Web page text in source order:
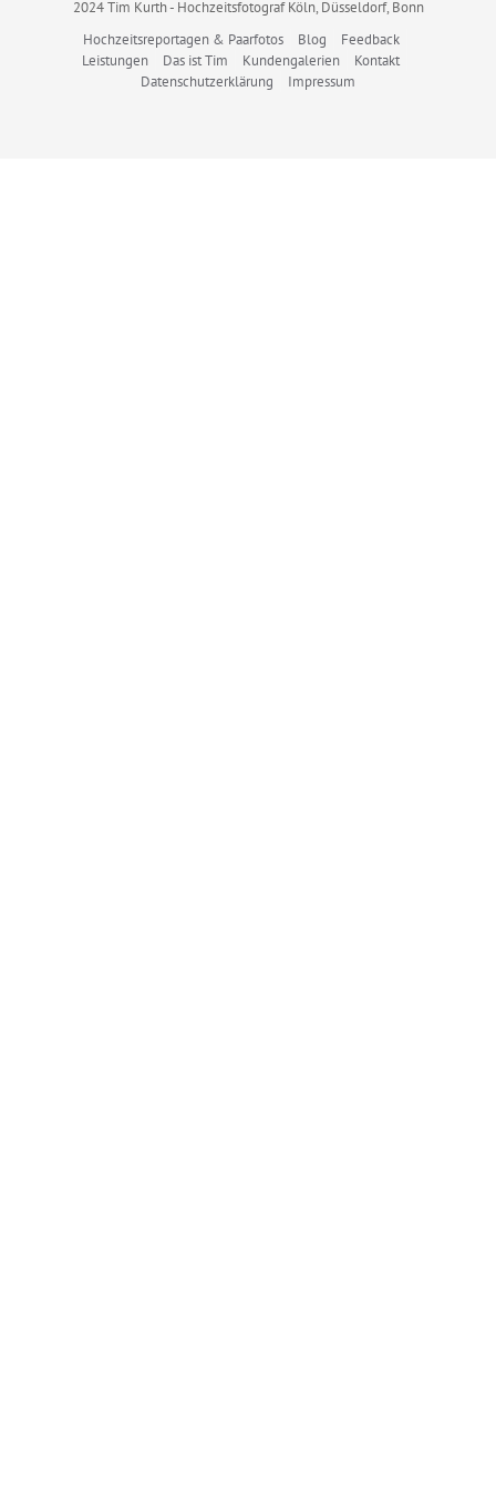
2024 Tim Kurth - Hochzeitsfotograf Köln, Düsseldorf, Bonn
Hochzeitsreportagen & Paarfotos
Blog
Feedback
Leistungen
Das ist Tim Kundengalerien
Kontakt
Datenschutzerklärung
Impressum